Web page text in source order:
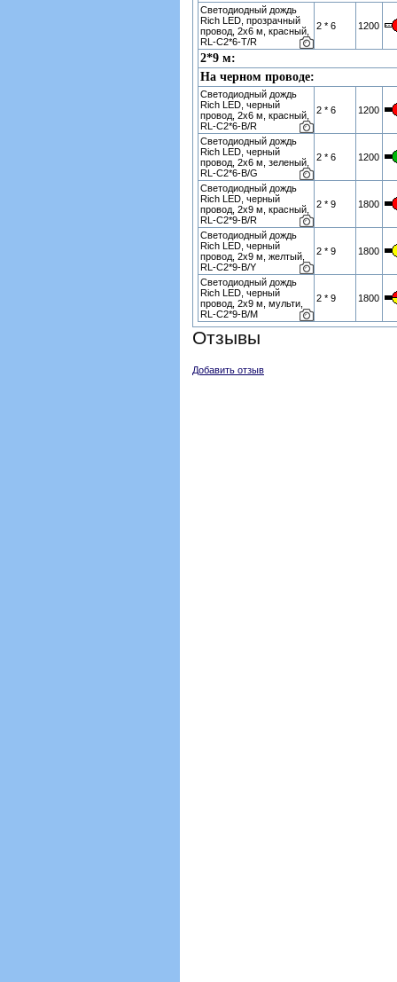
Светодиодный дождь
Rich LED, прозрачный
провод, 2х6 м, красный,
RL-C2*6-T/R
2 * 6 1200
2*9 м:
На черном проводе:
Светодиодный дождь
Rich LED, черный
провод, 2х6 м, красный,
RL-C2*6-B/R
2 * 6 1200
Светодиодный дождь
Rich LED, черный
провод, 2х6 м, зеленый,
RL-C2*6-B/G
2 * 6 1200
Светодиодный дождь
Rich LED, черный
провод, 2х9 м, красный,
RL-C2*9-B/R
2 * 9 1800
Светодиодный дождь
Rich LED, черный
провод, 2х9 м, желтый,
RL-C2*9-B/Y
2 * 9 1800
Светодиодный дождь
Rich LED, черный
провод, 2х9 м, мульти,
RL-C2*9-B/M
2 * 9 1800
Отзывы
Добавить отзыв